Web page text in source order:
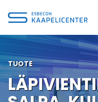
sisältöön
TUOTE